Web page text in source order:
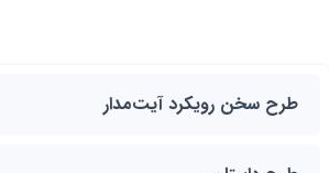
طرح سخن رویکرد آیت‌مدار